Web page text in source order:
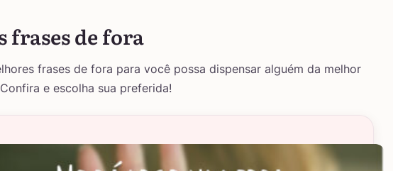
frases de fora
frases de fora para você possa dispensar alguém da melhor
e escolha sua preferida!